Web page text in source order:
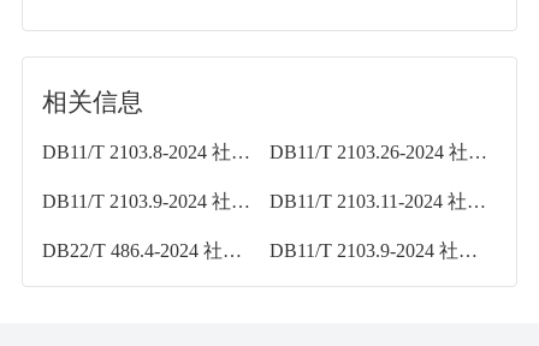
相关信息
DB11/T 2103.8-2024 社会单位和重点场所消防安全管理规范 第8部分：文物建筑 DB11/T 2103.26-2024 社会单位和重点场所消防安全管理规范 第26部分：既有公共建筑改造工程施工现场
DB11/T 2103.9-2024 社会单位和重点场所消防安全管理规范 第9部分：中小学校 DB11/T 2103.11-2024 社会单位和重点场所消防安全管理规范 第11部分：城市综合管廊
DB22/T 486.4-2024 社会单位消防安全“四个能力”建设规范 第4部分：公共娱乐场所 DB11/T 2103.9-2024 社会单位和重点场所消防安全管理规范 第9部分：中小学校